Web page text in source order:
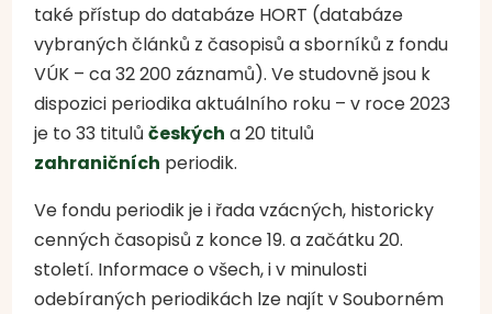
také přístup do databáze HORT (databáze
vybraných článků z časopisů a sborníků z fondu
VÚK – ca 32 200 záznamů). Ve studovně jsou k
dispozici periodika aktuálního roku – v roce 2023
je to 33 titulůčeských a 20 titulů
zahraničních periodik.
Ve fondu periodik je i řada vzácných, historicky
cenných časopisů z konce 19. a začátku 20.
století. Informace o všech, i v minulosti
odebíraných periodikách lze najít v Souborném